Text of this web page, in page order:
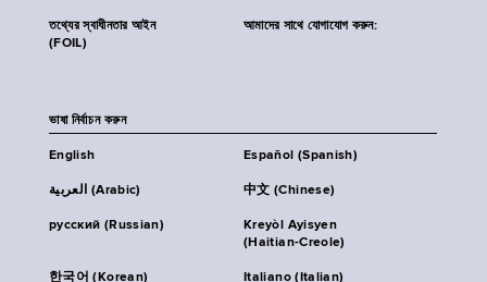
তথ্যের স্বাধীনতার আইন
(FOIL)
আমাদের সাথে যোগাযোগ করুন:
ভাষা নির্বাচন করুন
English Español (Spanish)
العربية (Arabic) 中文 (Chinese)
русский (Russian)
Kreyòl Ayisyen
(Haitian-Creole)
한국어 (Korean) Italiano (Italian)